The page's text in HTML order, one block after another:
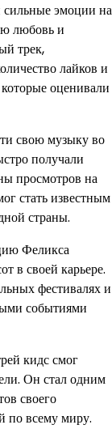
эмоции на
любовь и
трек,
лайков и
оценивали
свою музыку во
получали
просмотров на
стать известным
страны.
Феликса
в своей карьере.
фестивалях и
событиями
кидс смог
Он стал одним
своего
по всему миру.